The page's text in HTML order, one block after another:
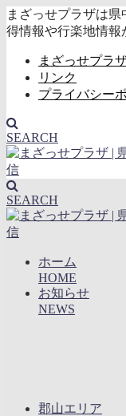
まざっせプラザは
得情報や行楽地情報
まざっせプラ
リンク
プライバシー
SEARCH
SEARCH
ホーム
HOME
お知らせ
NEWS
郡山エリア